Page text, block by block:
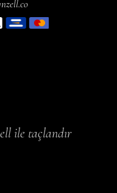
ile taçlandır